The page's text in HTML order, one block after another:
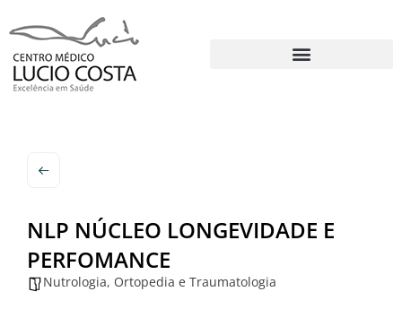
NLP NÚCLEO LONGEVIDADE E
PERFOMANCE
Nutrologia, Ortopedia e Traumatologia